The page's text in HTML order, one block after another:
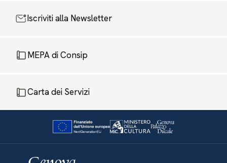
Iscriviti alla Newsletter
MEPA di Consip
Carta dei Servizi